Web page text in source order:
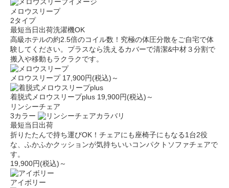
メロウスリープ
2タイプ
最短当日出荷洗濯機OK
高級ホテルの約2.5倍のコイル数！究極の体圧分散をご自宅で体
験してください。プラスなら洗えるカバーで清潔&中材３分割で
搬入や移動もラクラクです。
メロウスリープ 17,900円(税込)～
着脱式メロウスリープplus 19,900円(税込)～
リンシーチェア
3カラー
最短当日出荷
折りたたんで持ち運びOK！チェアにも座椅子にもなる1台2役
な、ふかふかクッションが気持ちいいコンパクトソファチェアで
す。
19,900円(税込)～
アイボリー